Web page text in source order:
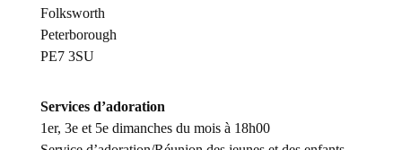
Folksworth
Peterborough
PE7 3SU
Services d’adoration
1er, 3e et 5e dimanches du mois à 18h00